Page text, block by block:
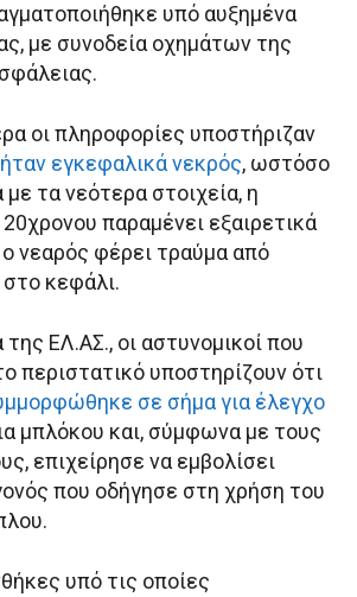
υπό αυξημένα
με συνοδεία οχημάτων της
οι πληροφορίες υποστήριζαν
εγκεφαλικά νεκρός, ωστόσο
τα νεότερα στοιχεία, η
παραμένει εξαιρετικά
νεαρός φέρει τραύμα από
κεφάλι.
ΕΛ.ΑΣ., οι αστυνομικοί που
περιστατικό υποστηρίζουν ότι
σε σήμα για έλεγχο
μπλόκου και, σύμφωνα με τους
επιχείρησε να εμβολίσει
που οδήγησε στη χρήση του
υπό τις οποίες